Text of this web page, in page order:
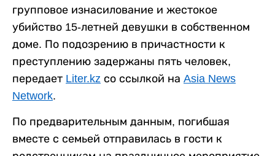
групповое изнасилование и жестокое
убийство 15-летней девушки в собственном
доме. По подозрению в причастности к
преступлению задержаны пять человек,
передает Liter.kz со ссылкой на Asia News
Network.
По предварительным данным, погибшая
вместе с семьей отправилась в гости к